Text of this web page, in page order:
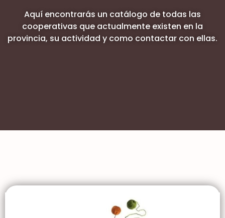
Aquí encontrarás un catálogo de todas las
cooperativas que actualmente existen en la
provincia, su actividad y como contactar con ellas.